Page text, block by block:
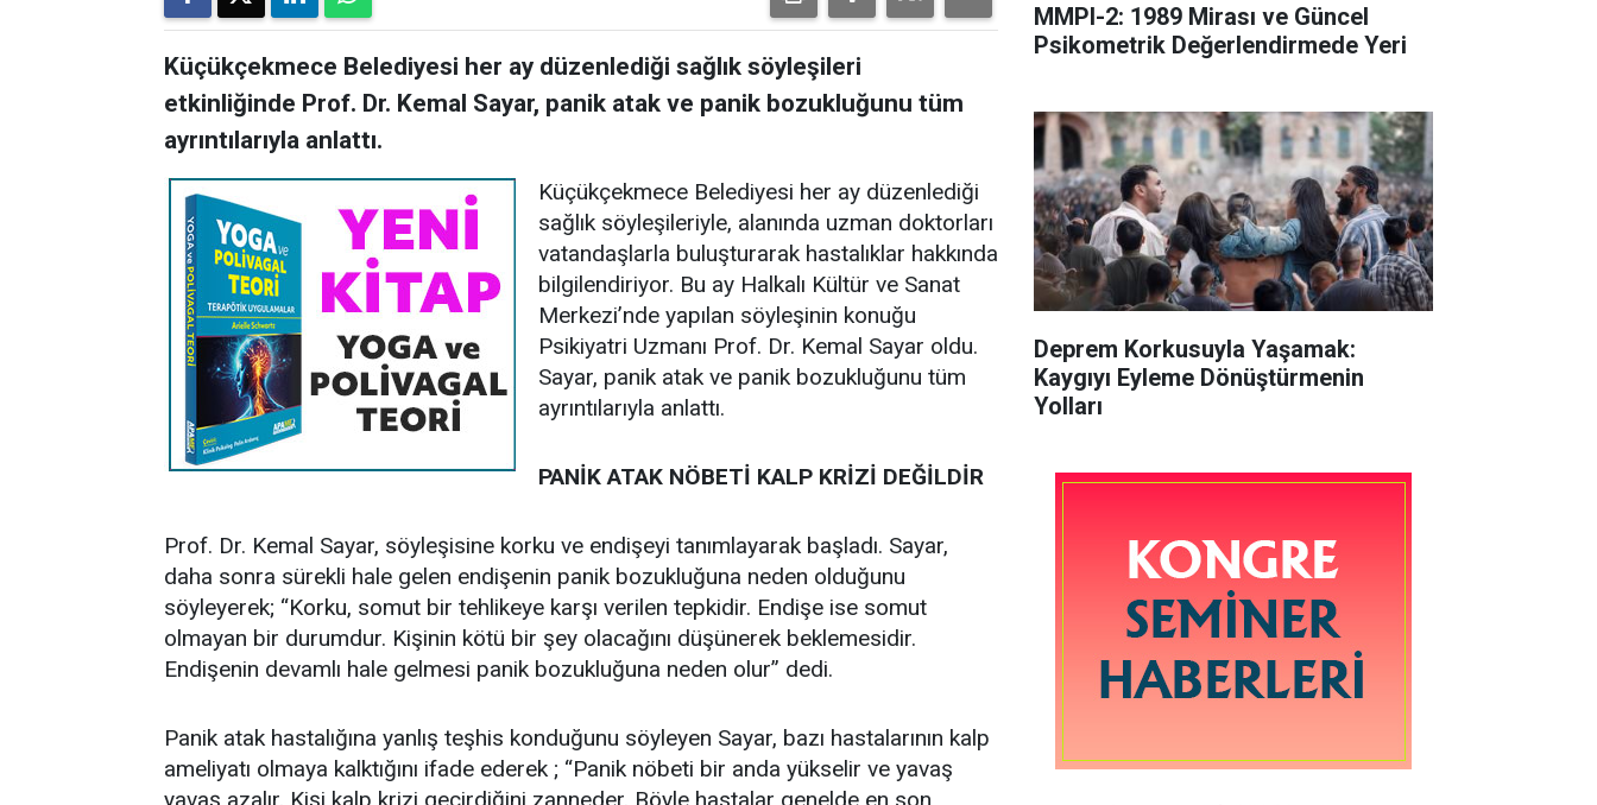
Küçükçekmece Belediyesi her ay düzenlediği sağlık söyleşileri
etkinliğinde Prof. Dr. Kemal Sayar, panik atak ve panik bozukluğunu tüm
ayrıntılarıyla anlattı.
Küçükçekmece Belediyesi her ay düzenlediği
sağlık söyleşileriyle, alanında uzman doktorları
vatandaşlarla buluşturarak hastalıklar hakkında
bilgilendiriyor. Bu ay Halkalı Kültür ve Sanat
Merkezi’nde yapılan söyleşinin konuğu
Psikiyatri Uzmanı Prof. Dr. Kemal Sayar oldu.
Sayar, panik atak ve panik bozukluğunu tüm
ayrıntılarıyla anlattı.
PANİK ATAK NÖBETİ KALP KRİZİ DEĞİLDİR
Prof. Dr. Kemal Sayar, söyleşisine korku ve endişeyi tanımlayarak başladı. Sayar,
daha sonra sürekli hale gelen endişenin panik bozukluğuna neden olduğunu
söyleyerek; “Korku, somut bir tehlikeye karşı verilen tepkidir. Endişe ise somut
olmayan bir durumdur. Kişinin kötü bir şey olacağını düşünerek beklemesidir.
Endişenin devamlı hale gelmesi panik bozukluğuna neden olur” dedi.
Panik atak hastalığına yanlış teşhis konduğunu söyleyen Sayar, bazı hastalarının kalp
ameliyatı olmaya kalktığını ifade ederek ; “Panik nöbeti bir anda yükselir ve yavaş
MMPI-2: 1989 Mirası ve Güncel
Psikometrik Değerlendirmede Yeri
Deprem Korkusuyla Yaşamak:
Kaygıyı Eyleme Dönüştürmenin
Yolları